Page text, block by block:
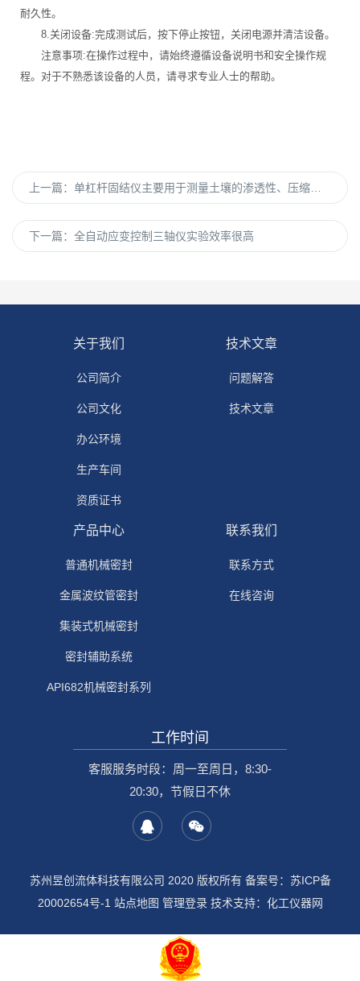
耐久性。
8.关闭设备:完成测试后，按下停止按钮，关闭电源并清洁设备。
注意事项:在操作过程中，请始终遵循设备说明书和安全操作规
程。对于不熟悉该设备的人员，请寻求专业人士的帮助。
上一篇： 单杠杆固结仪主要用于测量土壤的渗透性、压缩性等性质
下一篇： 全自动应变控制三轴仪实验效率很高
关于我们
公司简介
公司文化
办公环境
生产车间
资质证书
技术文章
问题解答
技术文章
产品中心
普通机械密封
金属波纹管密封
集装式机械密封
密封辅助系统
API682机械密封系列
联系我们
联系方式
在线咨询
工作时间
客服服务时段：周一至周日，8:30-
20:30，节假日不休
苏州昱创流体科技有限公司 2020 版权所有 备案号： 苏ICP备
20002654号-1 站点地图 管理登录技术支持： 化工仪器网